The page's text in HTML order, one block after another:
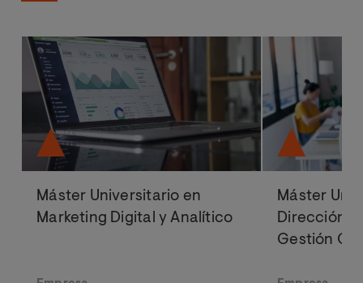
Máster Universitario en
Marketing Digital y Analítico
Máster
Dirección
Gestión